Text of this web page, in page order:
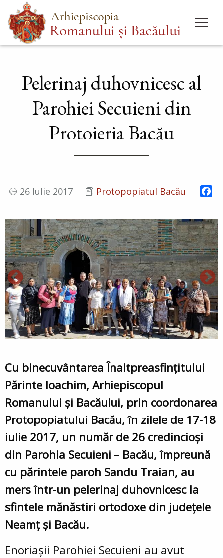
Mergi
la
conţinutul
Main
menu
Pelerinaj duhovnicesc al
Parohiei Secuieni din
Protoieria Bacău
26 Iulie 2017 Protopopiatul Bacău
Cu binecuvântarea Înaltpreasfinţitului
Părinte Ioachim, Arhiepiscopul
Romanului şi Bacăului, prin coordonarea
Protopopiatului Bacău, în zilele de 17-18
iulie 2017, un număr de 26 credincioşi
din Parohia Secuieni – Bacău, împreună
cu părintele paroh Sandu Traian, au
mers într-un pelerinaj duhovnicesc la
sfintele mănăstiri ortodoxe din judeţele
Neamţ şi Bacău.
Enoriaşii Parohiei Secuieni au avut